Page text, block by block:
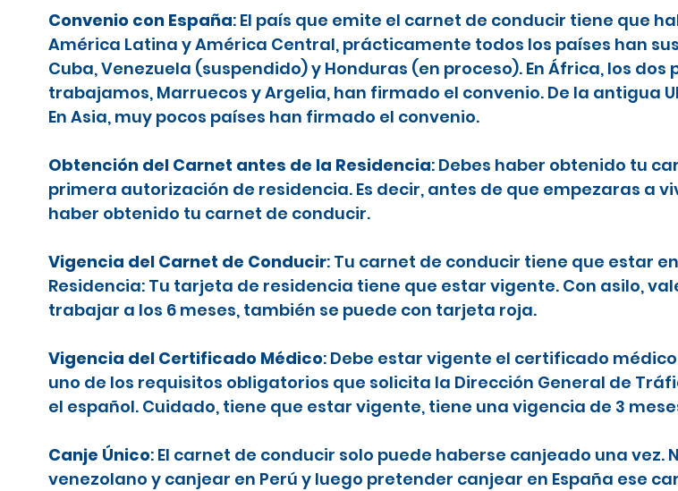
Convenio con España: El país que emite el carnet de conducir tiene que
América Latina y América Central, prácticamente todos los países han
Cuba, Venezuela (suspendido) y Honduras (en proceso). En África, los
trabajamos, Marruecos y Argelia, han firmado el convenio. De la antigua
En Asia, muy pocos países han firmado el convenio.
Obtención del Carnet antes de la Residencia: Debes haber obtenido tu
primera autorización de residencia. Es decir, antes de que empezaras a
haber obtenido tu carnet de conducir.
Vigencia del Carnet de Conducir: Tu carnet de conducir tiene que estar
Residencia: Tu tarjeta de residencia tiene que estar vigente. Con asilo,
trabajar a los 6 meses, también se puede con tarjeta roja.
Vigencia del Certificado Médico: Debe estar vigente el certificado
uno de los requisitos obligatorios que solicita la Dirección General de
el español. Cuidado, tiene que estar vigente, tiene una vigencia de 3
Canje Único: El carnet de conducir solo puede haberse canjeado una vez.
venezolano y canjear en Perú y luego pretender canjear en España ese